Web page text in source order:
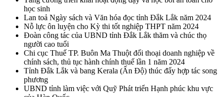
học sinh
Lan toả Ngày sách và Văn hóa đọc tỉnh Đắk Lắk năm 2024
Nỗ lực ôn luyện cho Kỳ thi tốt nghiệp THPT năm 2024
Đoàn công tác của UBND tỉnh Đắk Lắk thăm và chúc thọ
người cao tuổi
Chi cục Thuế TP. Buôn Ma Thuột đối thoại doanh nghiệp về
chính sách, thủ tục hành chính thuế lần 1 năm 2024
Tỉnh Đắk Lắk và bang Kerala (Ấn Độ) thúc đẩy hợp tác song
phương
UBND tỉnh làm việc với Quỹ Phát triển Hạnh phúc khu vực